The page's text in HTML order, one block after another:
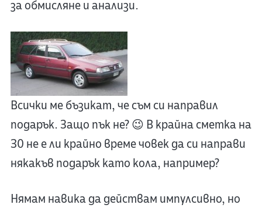
за обмисляне и анализи.
Всички ме бъзикат, че съм си направил
подарък. Защо пък не? 😉 В крайна сметка на
30 не е ли крайно време човек да си направи
някакъв подарък като кола, например?
Нямам навика да действам импулсивно, но